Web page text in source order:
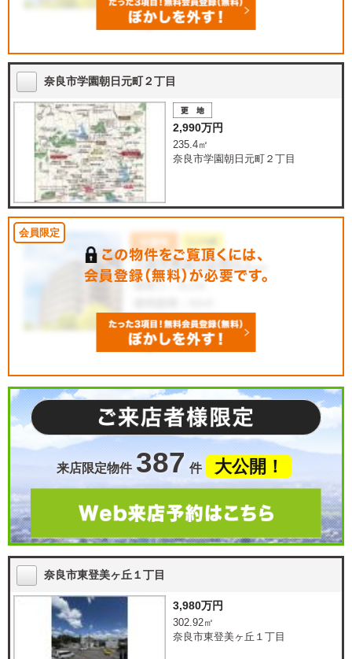
奈良市学園朝日元町２丁目
2,990万円
235.4㎡
奈良市学園朝日元町２丁目
来店限定物件 387 件 大公開！
奈良市東登美ヶ丘１丁目
3,980万円
302.92㎡
奈良市東登美ヶ丘１丁目